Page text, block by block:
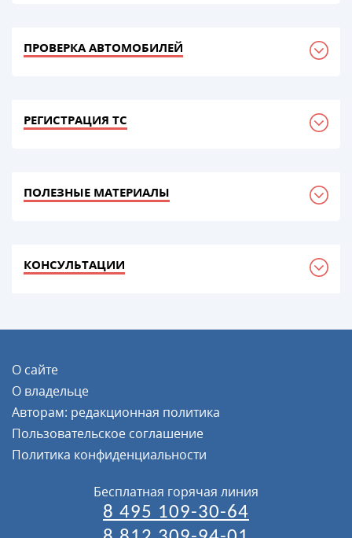
ПРОВЕРКА АВТОМОБИЛЕЙ
РЕГИСТРАЦИЯ ТС
ПОЛЕЗНЫЕ МАТЕРИАЛЫ
КОНСУЛЬТАЦИИ
О сайте
О владельце
Авторам: редакционная политика
Пользовательское соглашение
Политика конфиденциальности
Бесплатная горячая линия
8 495 109-30-64